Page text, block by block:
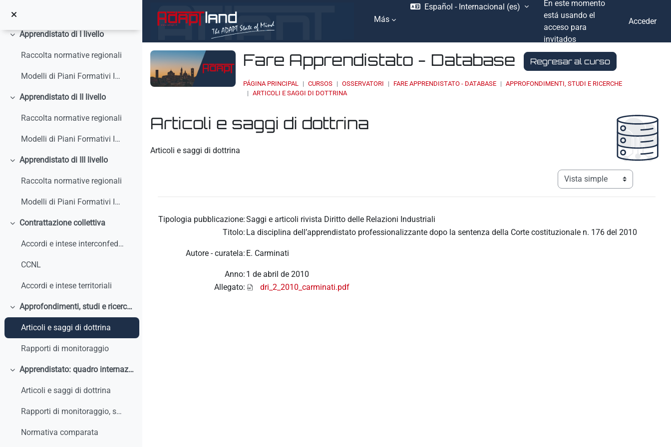
Más
Español - Internacional ‎(es)‎
En este momento
está usando el
acceso para
invitados
Acceder
Colapsar
Apprendistato di I livello
Raccolta normative regionali
Modelli di Piani Formativi Individuali
Colapsar
Apprendistato di II livello
Raccolta normative regionali
Modelli di Piani Formativi Individuali
Colapsar
Apprendistato di III livello
Raccolta normative regionali
Modelli di Piani Formativi Individuali
Colapsar
Contrattazione collettiva
Accordi e intese interconfederali
CCNL
Accordi e intese territoriali
Colapsar
Approfondimenti, studi e ricerche
Articoli e saggi di dottrina
Rapporti di monitoraggio
Colapsar
Apprendistato: quadro internazionale e comparato
Articoli e saggi di dottrina
Rapporti di monitoraggio, studi, ricerche, report internazionali
Normativa comparata
Fare Apprendistato - Database Regresar al curso
PÁGINA PRINCIPAL CURSOS OSSERVATORI FARE APPRENDISTATO - DATABASE
APPROFONDIMENTI, STUDI E RICERCHE
ARTICOLI E SAGGI DI DOTTRINA
Articoli e saggi di dottrina
Articoli e saggi di dottrina
Ver modo de navegación
Tipologia pubblicazione:Saggi e articoli rivista Diritto delle Relazioni Industriali
Titolo: La disciplina dell’apprendistato professionalizzante dopo la sentenza della Corte costituzionale n. 176 del 2010
Autore - curatela: E. Carminati
Anno: 1 de abril de 2010
Allegato:
dri_2_2010_carminati.pdf